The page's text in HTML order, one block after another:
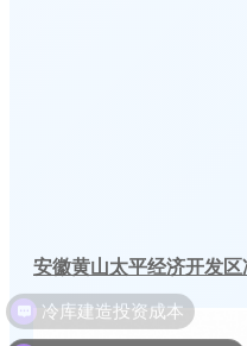
安徽黄山太平经济开发